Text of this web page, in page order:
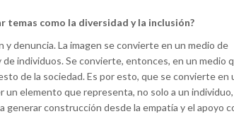
temas como la diversidad y la inclusión?
denuncia. La imagen se convierte en un medio de
individuos. Se convierte, entonces, en un medio
de la sociedad. Es por esto, que se convierte en
elemento que representa, no solo a un
construcción desde la empatía y el apoyo